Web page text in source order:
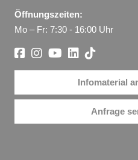
Öffnungszeiten:
Mo – Fr: 7:30 - 16:00 Uhr
Infomaterial
Anfrage